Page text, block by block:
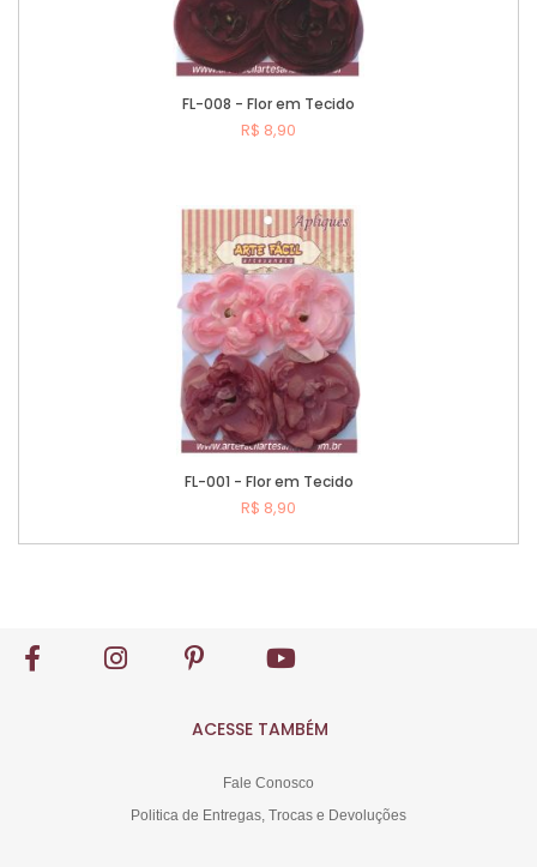
FL-008 - Flor em Tecido
R$ 8,90
FL-001 - Flor em Tecido
R$ 8,90
ACESSE TAMBÉM
Fale Conosco
Politica de Entregas, Trocas e Devoluções